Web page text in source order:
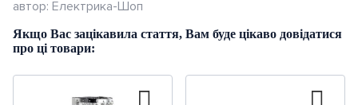
автор: Електрика-Шоп
Якщо Вас зацікавила стаття, Вам буде цікаво довідатися
про ці товари: